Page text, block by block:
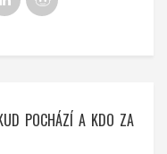
POCHÁZÍ A KDO ZA